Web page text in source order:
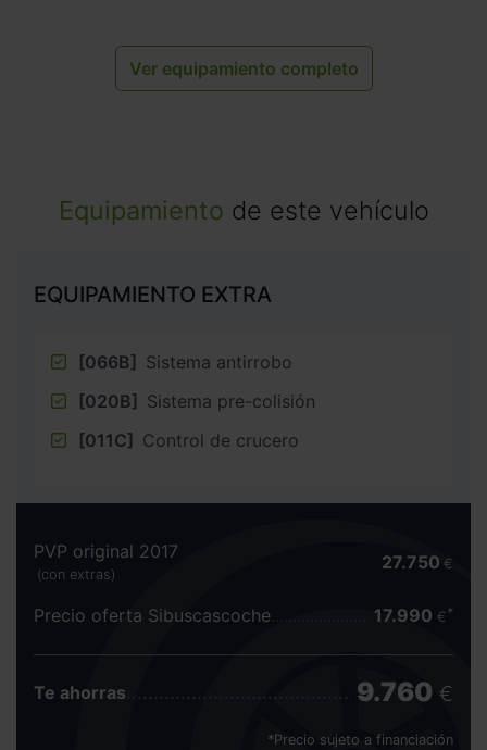
Ver equipamiento completo
Equipamiento de este vehículo
EQUIPAMIENTO EXTRA
[066B] Sistema antirrobo
[020B] Sistema pre-colisión
[011C] Control de crucero
PVP original 2017
(con extras)
27.750 €
Precio oferta Sibuscascoche 17.990 €
Te ahorras 9.760 €
*Precio sujeto a financiación